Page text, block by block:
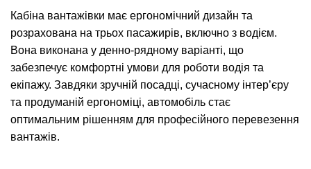
Кабіна вантажівки має ергономічний дизайн та
розрахована на трьох пасажирів, включно з водієм.
Вона виконана у денно-рядному варіанті, що
забезпечує комфортні умови для роботи водія та
екіпажу. Завдяки зручній посадці, сучасному інтер’єру
та продуманій ергономіці, автомобіль стає
оптимальним рішенням для професійного перевезення
вантажів.